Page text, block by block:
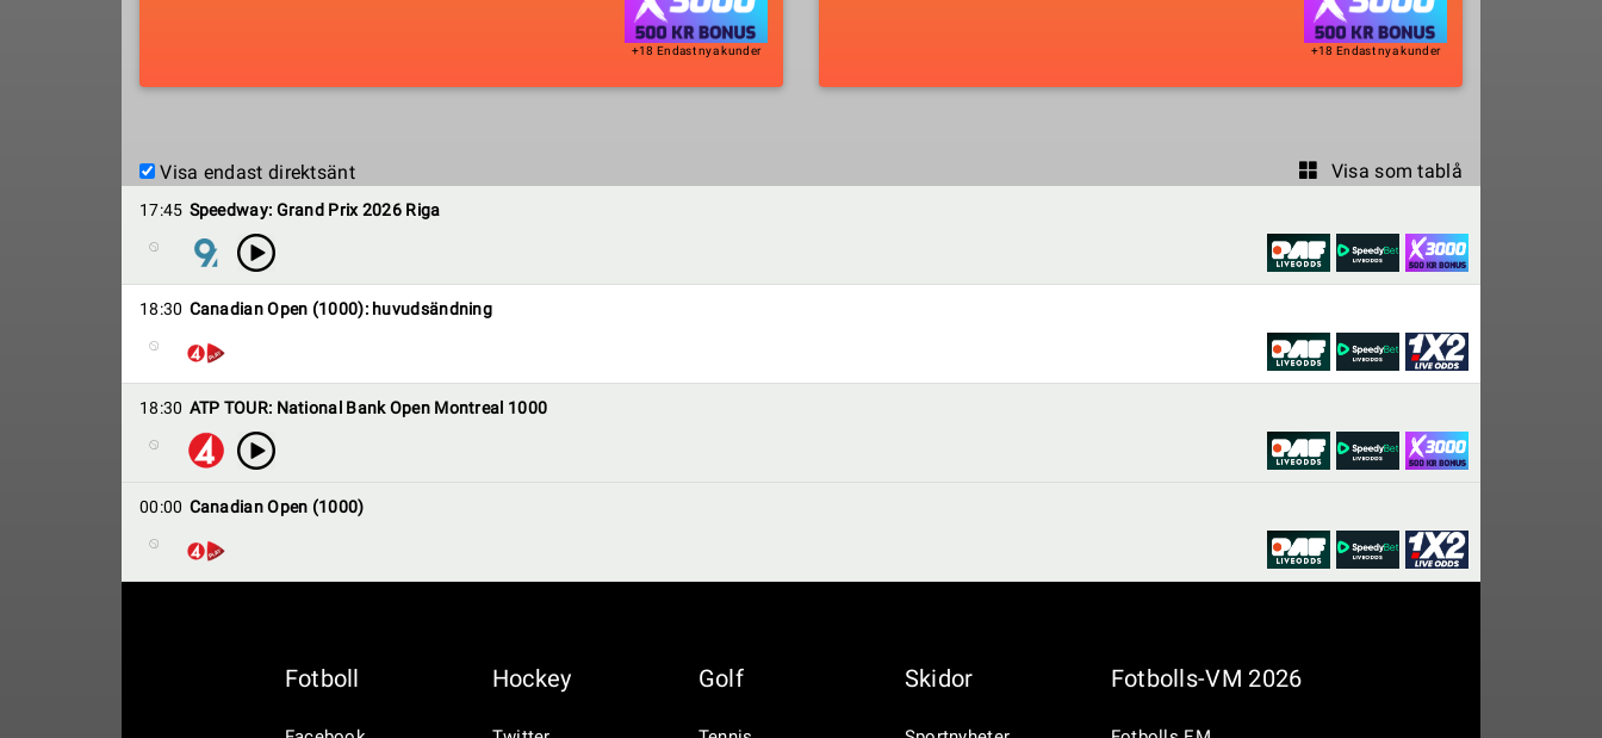
+18 Endast nya kunder +18 Endast nya kunder
Visa endast direktsänt Visa som tablå
17:45 Speedway: Grand Prix 2026 Riga
18:30 Canadian Open (1000): huvudsändning
18:30 ATP TOUR: National Bank Open Montreal 1000
00:00 Canadian Open (1000)
Fotboll Hockey Golf Skidor Fotbolls-VM 2026